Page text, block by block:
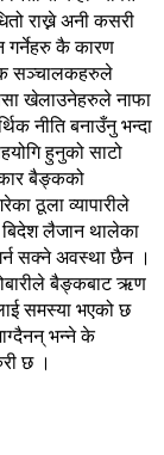
राख्ने अनी कसरी
गर्नेहरु कै कारण
सञ्चालकहरुले
खेलाउनेहरुले नाफा
नीति बनाउँनु भन्दा
हुनुको साटो
बैङ्कको
ठूला व्यापारीले
बिदेश लैजान थालेका
सक्ने अवस्था छैन ।
बैङ्कबाट ऋण
समस्या भएको छ
भन्ने के
छ ।